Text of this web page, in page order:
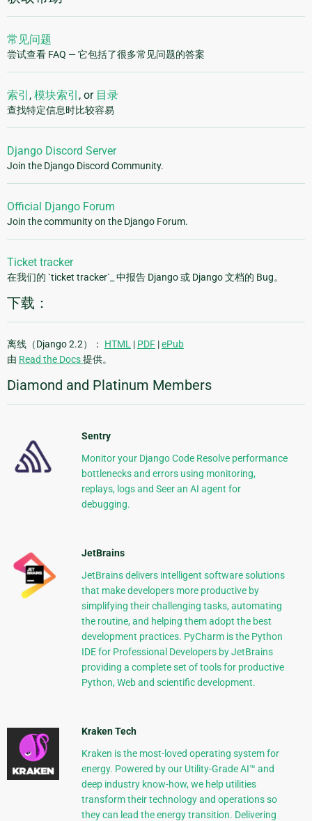
常见问题
尝试查看 FAQ — 它包括了很多常见问题的答案
索引 , 模块索引 , or 目录
查找特定信息时比较容易
Django Discord Server
Join the Django Discord Community.
Official Django Forum
Join the community on the Django Forum.
Ticket tracker
在我们的 `ticket tracker`_ 中报告 Django 或 Django 文档的 Bug。
下载：
离线（Django 2.2）： HTML | PDF |ePub
由 Read the Docs提供。
Diamond and Platinum Members
Sentry
Monitor your Django Code Resolve performance
bottlenecks and errors using monitoring,
replays, logs and Seer an AI agent for
debugging.
JetBrains
JetBrains delivers intelligent software solutions
that make developers more productive by
simplifying their challenging tasks, automating
the routine, and helping them adopt the best
development practices. PyCharm is the Python
IDE for Professional Developers by JetBrains
providing a complete set of tools for productive
Python, Web and scientific development.
Kraken Tech
Kraken is the most-loved operating system for
energy. Powered by our Utility-Grade AI™ and
deep industry know-how, we help utilities
transform their technology and operations so
they can lead the energy transition. Delivering